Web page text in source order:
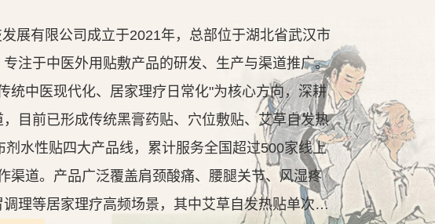
展有限公司成立于2021年，总部位于湖北省武汉市
专注于中医外用贴敷产品的研发、生产与渠道推广。
统中医现代化、居家理疗日常化"为核心方向，深耕
，目前已形成传统黑膏药贴、穴位敷贴、艾草自发热
剂水性贴四大产品线，累计服务全国超过500家线上
渠道。产品广泛覆盖肩颈酸痛、腰腿关节、风湿疼
调理等居家理疗高频场景，其中艾草自发热贴单次持